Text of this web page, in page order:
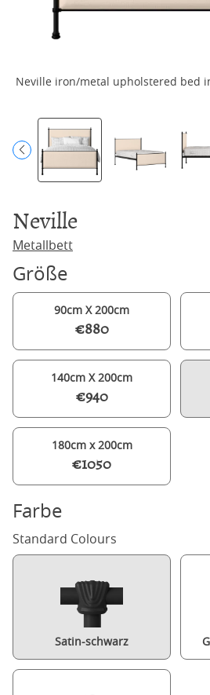
Neville iron/metal upholstered bed
Neville
Metallbett
Größe
90cm X 200cm
€880
140cm X 200cm
€940
180cm x 200cm
€1050
Farbe
Standard Colours
Satin-schwarz